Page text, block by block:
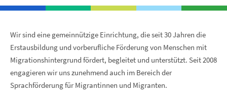
Wir sind eine gemeinnützige Einrichtung, die seit 30 Jahren die
Erstausbildung und vorberufliche Förderung von Menschen mit
Migrationshintergrund fördert, begleitet und unterstützt. Seit 2008
engagieren wir uns zunehmend auch im Bereich der
Sprachförderung für Migrantinnen und Migranten.